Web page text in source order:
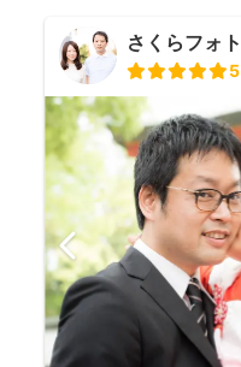
さくらフォト
5